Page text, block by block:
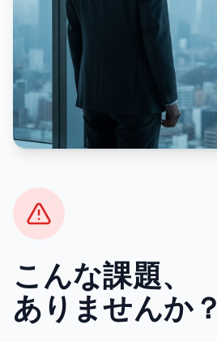
こんな課題、
ありませんか？